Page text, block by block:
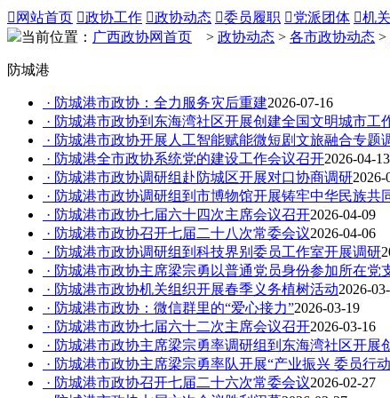
 网站首页 政协工作 政协动态 委员履职 党派团体 机
当前位置： 广西政协网首页 > 政协动态 > 各市政协动态 >
防城港
· 防城港市政协：全力服务灾后重建2026-07-16
· 防城港市政协到东海湾社区开展创建全国文明城市工
· 防城港市政协开展人工智能赋能微短剧文旅融合专题
· 防城港全市政协系统党的建设工作会议召开2026-04-13
· 防城港市政协调研组赴防城区开展对口协商调研2026-
· 防城港市政协调研组到市博物馆开展铸牢中华民族共
· 防城港市政协七届六十四次主席会议召开2026-04-09
· 防城港市政协召开七届二十八次常委会议2026-04-06
· 防城港市政协调研组到科技界别委员工作室开展调研
· 防城港市政协主席梁宗勇以普通党员身份参加所在
· 防城港市政协机关组织开展春季义务植树活动2026-
· 防城港市政协：微信群里的“爱心接力”2026-03-19
· 防城港市政协七届六十二次主席会议召开2026-03-16
· 防城港市政协主席梁宗勇率调研组到东海湾社区开展
· 防城港市政协主席梁宗勇率队开展“产业振兴 委员行
· 防城港市政协召开七届二十六次常委会议2026-02-27